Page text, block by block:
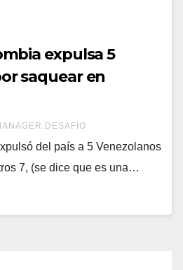
expulsa 5
saquear en
del país a 5 Venezolanos
7, (se dice que es una…